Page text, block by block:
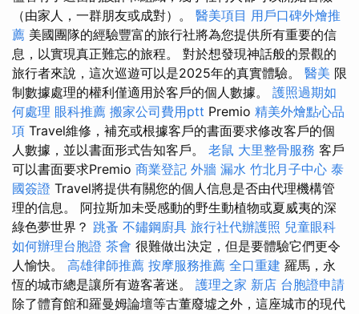
（由家人，一群朋友或成對）。 醫美項目 用戶口碑外燴推
薦 美國團隊的經驗豐富的旅行社將為您提供所有重要的信
息，以實現真正難忘的旅程。 對於想發現神話般的景觀的
旅行者來說，這次巡遊可以是2025年的真實體驗。 醫美 限
制數據處理的權利僅適用於客戶的個人數據。 護照過期如
何處理 眼科推薦 搬家公司費用ptt Premio 精美外燴點心品
項 Travel維修，補充或根據客戶的書面要求修改客戶的個
人數據，並以書面形式告知客戶。 老鼠 大里整骨服務 客戶
可以書面要求Premio 商業登記 外牆 漏水 竹北月子中心 泰
國簽證 Travel將提供有關您的個人信息是否由代理機構管
理的信息。 阿拉斯加未受感動的野生動植物或夏威夷的深
綠色夢世界？ 跳蚤 不鏽鋼廚具 旅行社代辦護照 兒童眼科
如何辦理台胞證 茶會 很難做出決定，但是要體驗它們更令
人愉快。 高雄律師推薦 按摩服務推薦 全口重建 羅馬，永
恆的城市總是讓所有遊客著迷。 護理之家 新店 台胞證申請
除了體育館和羅曼姆論壇等古董廢墟之外，這座城市的現代